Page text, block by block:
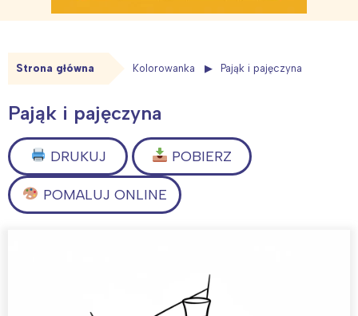
Strona główna Kolorowanka Pająk i pajęczyna
Pająk i pajęczyna
DRUKUJ POBIERZ
POMALUJ ONLINE